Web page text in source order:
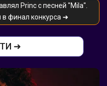
Princ с песней "Mila".
в финал конкурса ➜
➜